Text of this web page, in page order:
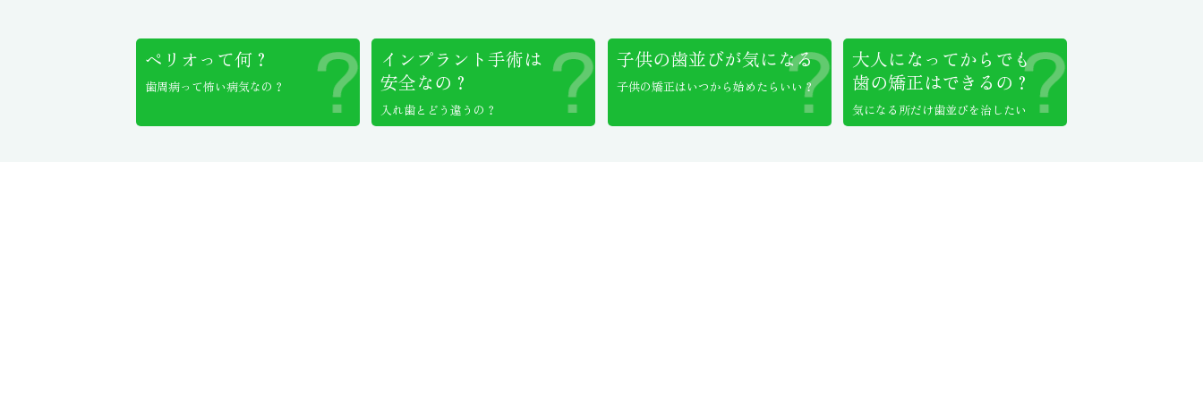
ペリオって何？
歯周病って怖い病気なの？
インプラント手術は
安全なの？
入れ歯とどう違うの？
子供の歯並びが気になる
子供の矯正はいつから始めたらいい？
大人になってからでも
歯の矯正はできるの？
気になる所だけ歯並びを治したい